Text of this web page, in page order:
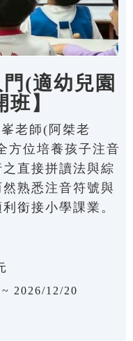
(適幼兒園
】
老師(阿桀老
方位培養孩子注音
直接拼讀法與綜
熟悉注音符號與
銜接小學課業。
2026/12/20